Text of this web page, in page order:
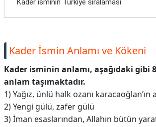
Kader isminin Türkiye sıralaması
Kader İsmin Anlamı ve Kökeni
Kader isminin anlamı, aşağıdaki gibi
anlam taşımaktadır.
1) Yağız, ünlü halk ozanı karacaoğlan’ın
2) Yengi gülü, zafer gülü
3) İman esaslarından, Allahın bütün